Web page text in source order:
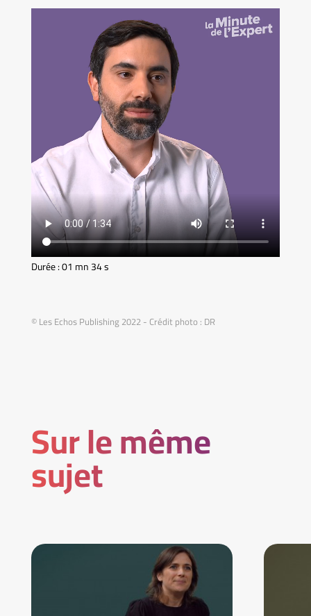
Durée : 01 mn 34 s
© Les Echos Publishing 2022 - Crédit photo : DR
Sur le même
sujet